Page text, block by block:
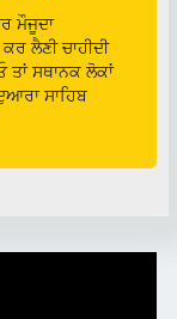
ਮੌਜੂਦਾ
ਲੈਣੀ ਚਾਹੀਦੀ
ਤਾਂ ਸਥਾਨਕ ਲੋਕਾਂ
ਸਾਹਿਬ